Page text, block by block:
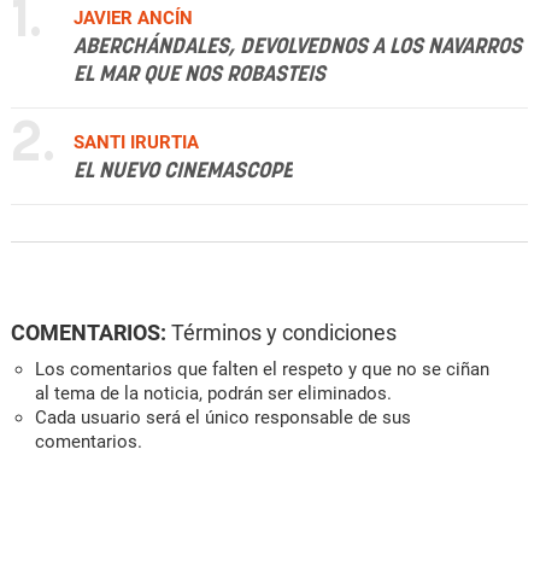
1.
JAVIER ANCÍN
ABERCHÁNDALES, DEVOLVEDNOS A LOS NAVARROS
EL MAR QUE NOS ROBASTEIS
2.
SANTI IRURTIA
EL NUEVO CINEMASCOPE
COMENTARIOS: Términos y condiciones
Los comentarios que falten el respeto y que no se ciñan
al tema de la noticia, podrán ser eliminados.
Cada usuario será el único responsable de sus
comentarios.